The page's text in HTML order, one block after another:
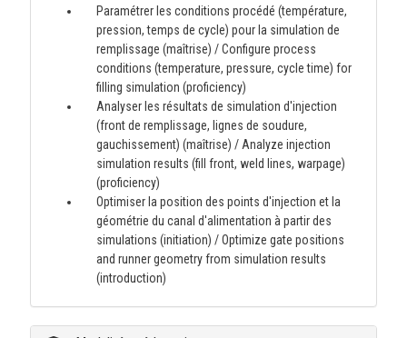
Paramétrer les conditions procédé (température,
pression, temps de cycle) pour la simulation de
remplissage (maîtrise) / Configure process
conditions (temperature, pressure, cycle time) for
filling simulation (proficiency)
Analyser les résultats de simulation d'injection
(front de remplissage, lignes de soudure,
gauchissement) (maîtrise) / Analyze injection
simulation results (fill front, weld lines, warpage)
(proficiency)
Optimiser la position des points d'injection et la
géométrie du canal d'alimentation à partir des
simulations (initiation) / Optimize gate positions
and runner geometry from simulation results
(introduction)